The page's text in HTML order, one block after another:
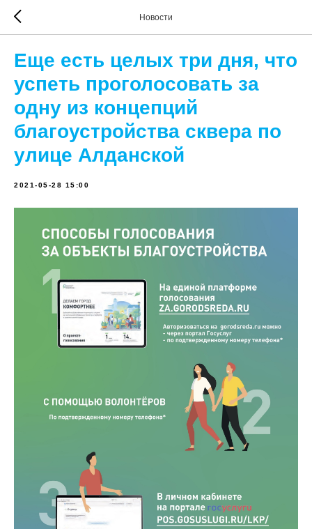
Новости
Еще есть целых три дня, что
успеть проголосовать за
одну из концепций
благоустройства сквера по
улице Алданской
2021-05-28 15:00